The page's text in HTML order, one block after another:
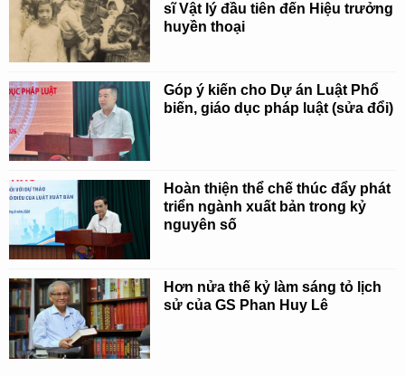
sĩ Vật lý đầu tiên đến Hiệu trưởng
huyền thoại
Góp ý kiến cho Dự án Luật Phổ
biến, giáo dục pháp luật (sửa đổi)
Hoàn thiện thể chế thúc đẩy phát
triển ngành xuất bản trong kỷ
nguyên số
Hơn nửa thế kỷ làm sáng tỏ lịch
sử của GS Phan Huy Lê